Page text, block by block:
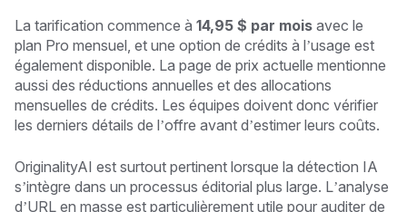
La tarification commence à 14,95 $ par mois avec le
plan Pro mensuel, et une option de crédits à l’usage est
également disponible. La page de prix actuelle mentionne
aussi des réductions annuelles et des allocations
mensuelles de crédits. Les équipes doivent donc vérifier
les derniers détails de l’offre avant d’estimer leurs coûts.
OriginalityAI est surtout pertinent lorsque la détection IA
s’intègre dans un processus éditorial plus large. L’analyse
d’URL en masse est particulièrement utile pour auditer de